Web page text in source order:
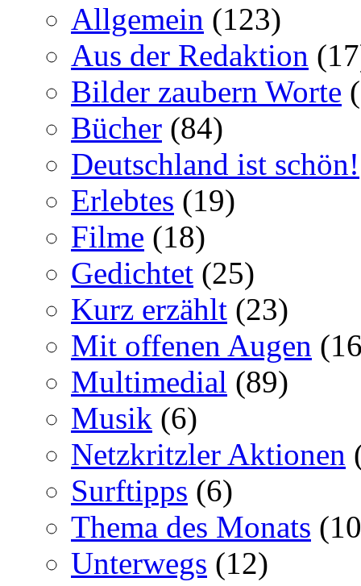
Allgemein (123)
Aus der Redaktion
Bilder zaubern Worte
Bücher (84)
Deutschland ist schön!
Erlebtes (19)
Filme (18)
Gedichtet (25)
Kurz erzählt (23)
Mit offenen Augen
Multimedial (89)
Musik (6)
Netzkritzler Aktionen
Surftipps (6)
Thema des Monats
Unterwegs (12)